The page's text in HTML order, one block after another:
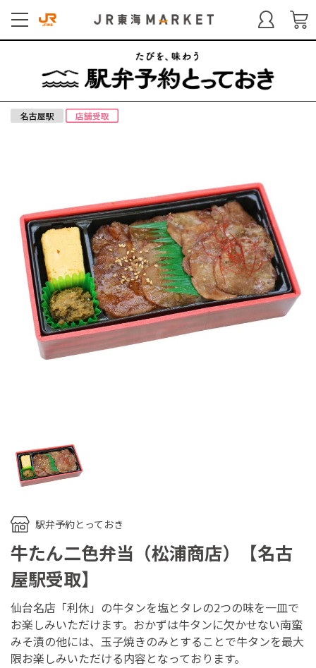
駅弁予約とっておき
牛たん二色弁当（松浦商店）【名古
屋駅受取】
仙台名店「利休」の牛タンを塩とタレの2つの味を一皿で
お楽しみいただけます。おかずは牛タンに欠かせない南蛮
みそ漬の他には、玉子焼きのみとすることで牛タンを最大
限お楽しみいただける内容となっております。